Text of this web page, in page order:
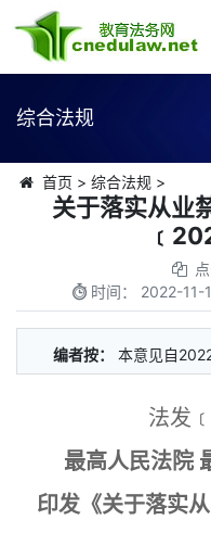
综合法规
首页 > 综合法规 >
关于落实从业
时间： 2022-11-
编者按： 本意见自
法发
最高人民法院
印发《关于落实